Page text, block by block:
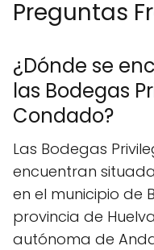
Preguntas
¿Dónde se
las Bodegas
Condado?
Las Bodegas
encuentran
en el municipio de
provincia de
autónoma de